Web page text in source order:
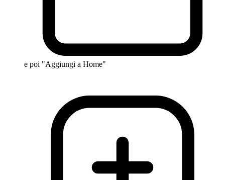
e poi "Aggiungi a Home"